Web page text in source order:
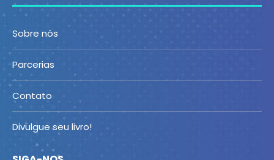
Sobre nós
Parcerias
Contato
Divulgue seu livro!